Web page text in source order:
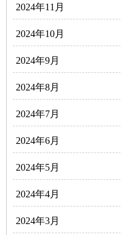
2024年11月
2024年10月
2024年9月
2024年8月
2024年7月
2024年6月
2024年5月
2024年4月
2024年3月